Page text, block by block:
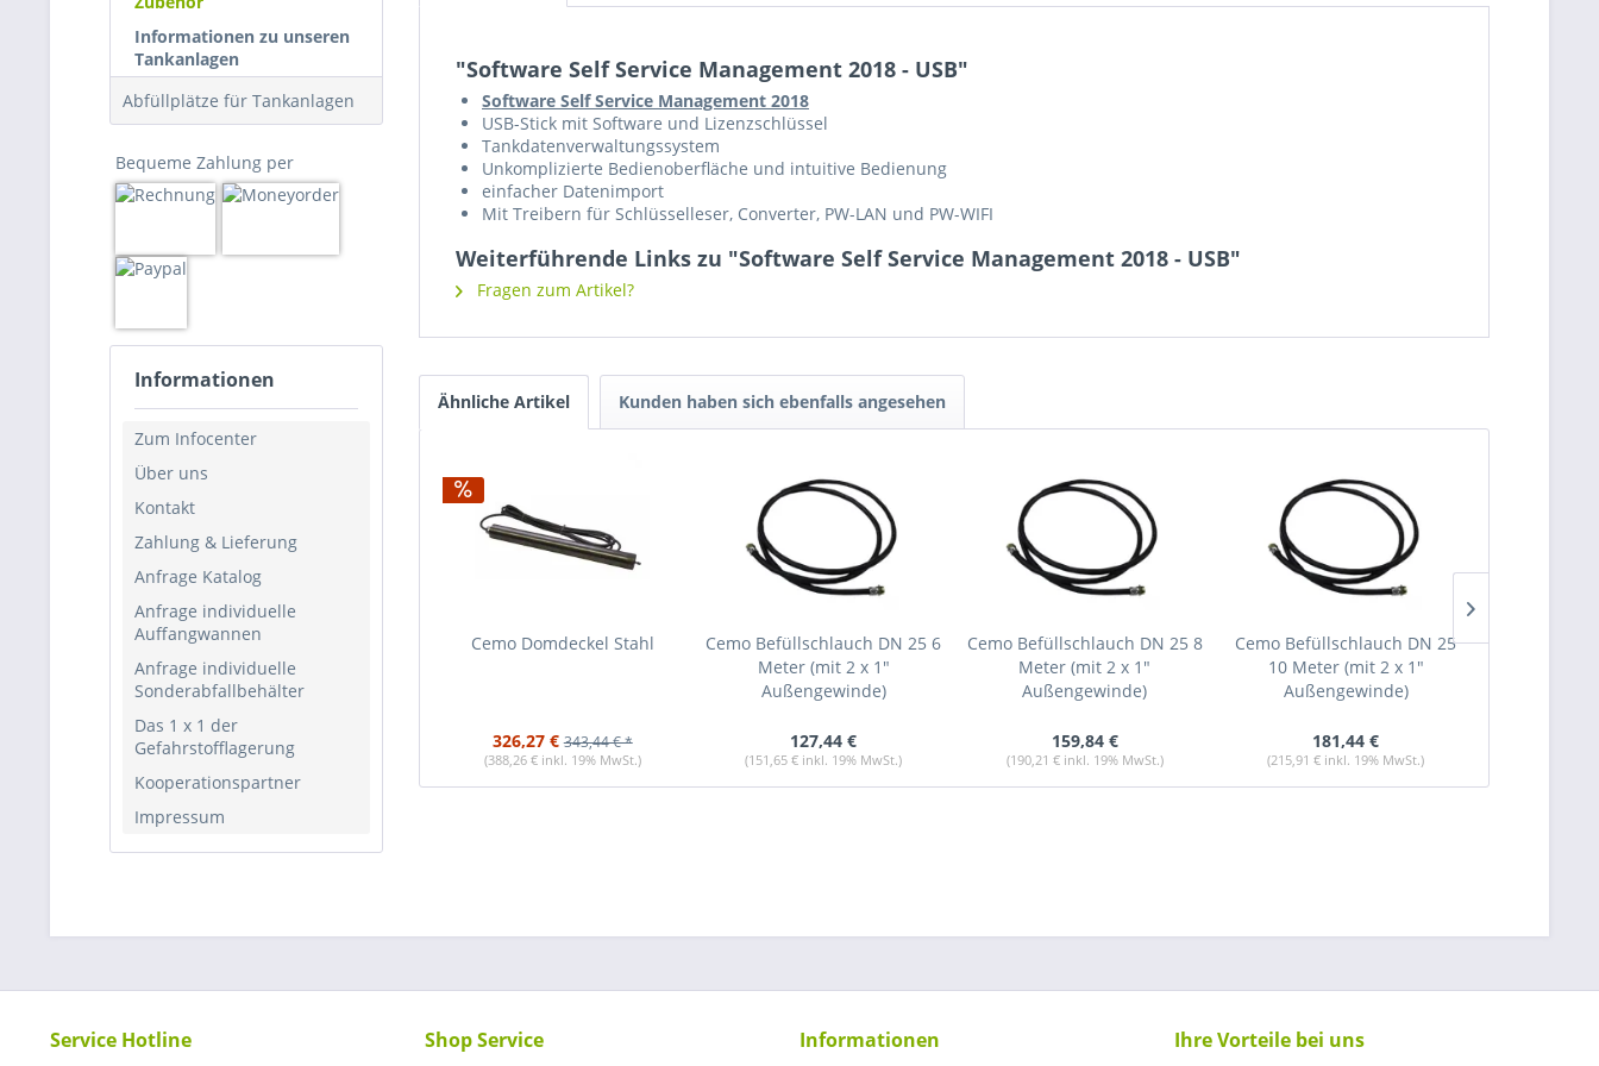
Informationen zu unseren
Tankanlagen
Abfüllplätze für Tankanlagen
Bequeme Zahlung per
Informationen
Zum Infocenter
Über uns
Kontakt
Zahlung & Lieferung
Anfrage Katalog
Anfrage individuelle
Auffangwannen
Anfrage individuelle
Sonderabfallbehälter
Das 1 x 1 der
Gefahrstofflagerung
Kooperationspartner
Impressum
"Software Self Service Management 2018 - USB"
Software Self Service Management 2018
USB-Stick mit Software und Lizenzschlüssel
Tankdatenverwaltungssystem
Unkomplizierte Bedienoberfläche und intuitive Bedienung
einfacher Datenimport
Mit Treibern für Schlüsselleser, Converter, PW-LAN und PW-WIFI
Weiterführende Links zu "Software Self Service Management 2018 - USB"
Fragen zum Artikel?
Ähnliche Artikel Kunden haben sich ebenfalls angesehen
Cemo Domdeckel Stahl
326,27 € 343,44 € *
(388,26 € inkl. 19% MwSt.)
Cemo Befüllschlauch DN 25 6
Meter (mit 2 x 1"
Außengewinde)
127,44 €
(151,65 € inkl. 19% MwSt.)
Cemo Befüllschlauch DN 25 8
Meter (mit 2 x 1"
Außengewinde)
159,84 €
(190,21 € inkl. 19% MwSt.)
Cemo Befüllschlauch DN 25
10 Meter (mit 2 x 1"
Außengewinde)
181,44 €
(215,91 € inkl. 19% MwSt.)
Service Hotline Shop Service Informationen Ihre Vorteile bei uns